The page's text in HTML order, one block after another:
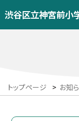
渋谷区立神宮前小
トップページ > お知